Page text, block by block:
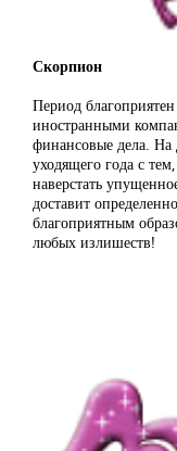
Скорпион
Период
иностранными
финансовые дела. На
уходящего года с
наверстать
доставит
благоприятным
любых излишеств!